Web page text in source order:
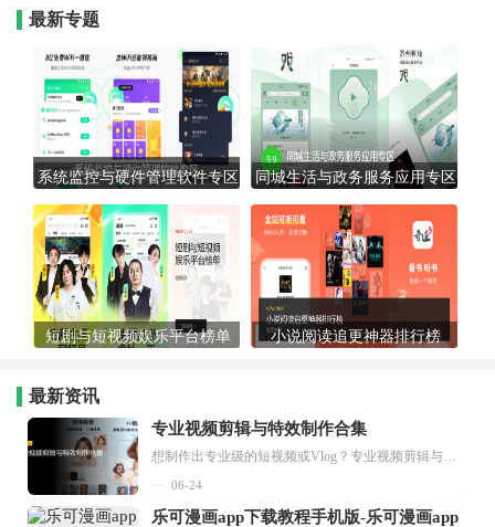
最新专题
系统监控与硬件管理软件专区 同城生活与政务服务应用专区
短剧与短视频娱乐平台榜单 小说阅读追更神器排行榜
最新资讯
专业视频剪辑与特效制作合集
想制作出专业级的短视频或Vlog？专业视频剪辑与特效制作大全专题为你提供了从剪辑、抠像到特效包装的全套解决方案。无论是添加炫酷的片头、进行精准的视频抠图，还是制...
06-24
乐可漫画app下载教程手机版-乐可漫画app